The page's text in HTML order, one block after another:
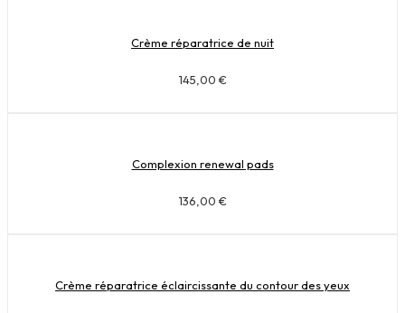
Crème réparatrice de nuit
145,00 €
Complexion renewal pads
136,00 €
Crème réparatrice éclaircissante du contour des yeux